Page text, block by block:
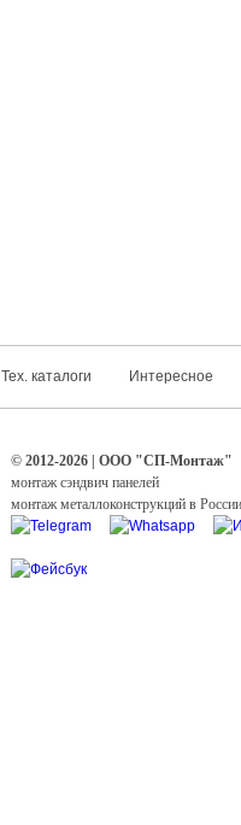
Тех. каталоги Интересное
© 2012-2026 | ООО "СП-Монтаж"
монтаж сэндвич панелей
монтаж металлоконструкций в России